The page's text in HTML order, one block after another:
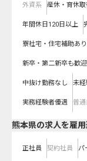
外資系 産休・育休取
年間休日120日以上
寮社宅・住宅補助あり
新卒・第二新卒も歓迎
中抜け勤務なし 未
実務経験者優遇 普通
熊本県の求人を雇
正社員 契約社員 パ